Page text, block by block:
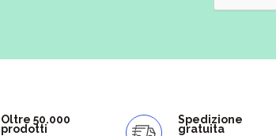
Oltre 50.000
prodotti
Spedizione
gratuita